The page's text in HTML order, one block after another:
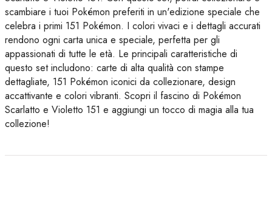
scambiare i tuoi Pokémon preferiti in un'edizione speciale che
celebra i primi 151 Pokémon. I colori vivaci e i dettagli accurati
rendono ogni carta unica e speciale, perfetta per gli
appassionati di tutte le età. Le principali caratteristiche di
questo set includono: carte di alta qualità con stampe
dettagliate, 151 Pokémon iconici da collezionare, design
accattivante e colori vibranti. Scopri il fascino di Pokémon
Scarlatto e Violetto 151 e aggiungi un tocco di magia alla tua
collezione!